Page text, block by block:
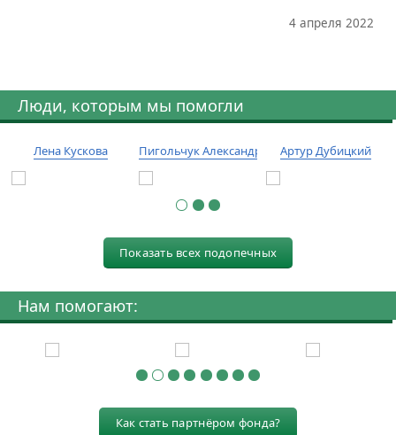
4 апреля 2022
Люди, которым мы помогли
Лена Кускова Пигольчук Александр Артур Дубицкий
Показать всех подопечных
Нам помогают:
Как стать партнёром фонда?